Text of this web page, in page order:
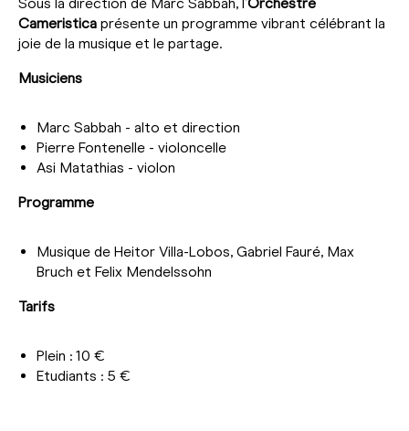
Sous la direction de Marc Sabbah, l’Orchestre
Cameristica présente un programme vibrant célébrant la
joie de la musique et le partage.
Musiciens
Marc Sabbah - alto et direction
Pierre Fontenelle - violoncelle
Asi Matathias - violon
Programme
Musique de Heitor Villa-Lobos, Gabriel Fauré, Max
Bruch et Felix Mendelssohn
Tarifs
Plein : 10 €
Etudiants : 5 €